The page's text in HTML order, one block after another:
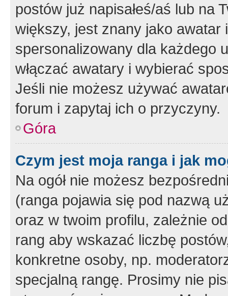
postów już napisałeś/aś lub na
większy, jest znany jako
spersonalizowany dla każdego
włączać awatary i wybierać
Jeśli nie możesz używać
forum i zapytaj ich o przyczyny.
Góra
Czym jest moja ranga i jak
Na ogół nie możesz
(ranga pojawia się pod nazwą
oraz w twoim profilu, zależnie
rang aby wskazać liczbę
konkretne osoby, np.
specjalną rangę. Prosimy nie